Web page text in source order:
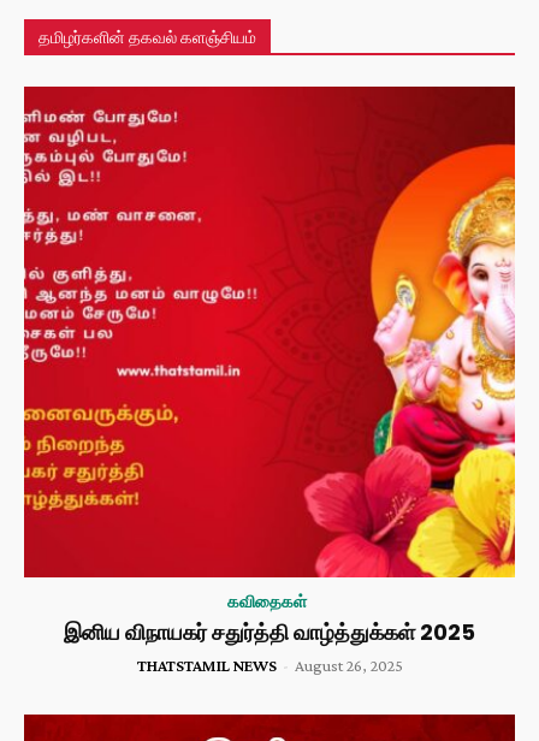
தமிழர்களின் தகவல் களஞ்சியம்
கவிதைகள்
இனிய விநாயகர் சதுர்த்தி வாழ்த்துக்கள் 2025
THATSTAMIL NEWS - August 26, 2025